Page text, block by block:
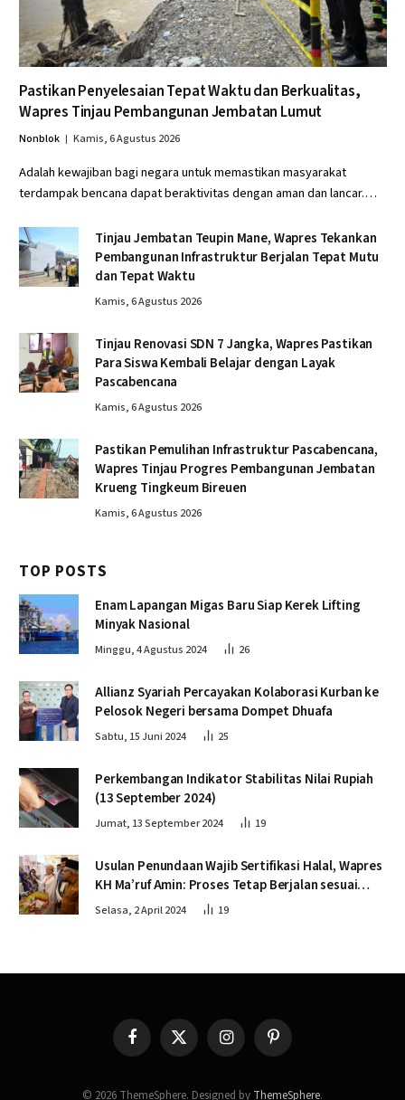
Pastikan Penyelesaian Tepat Waktu dan Berkualitas,
Wapres Tinjau Pembangunan Jembatan Lumut
Nonblok Kamis, 6 Agustus 2026
Adalah kewajiban bagi negara untuk memastikan masyarakat
terdampak bencana dapat beraktivitas dengan aman dan lancar.…
Tinjau Jembatan Teupin Mane, Wapres Tekankan
Pembangunan Infrastruktur Berjalan Tepat Mutu
dan Tepat Waktu
Kamis, 6 Agustus 2026
Tinjau Renovasi SDN 7 Jangka, Wapres Pastikan
Para Siswa Kembali Belajar dengan Layak
Pascabencana
Kamis, 6 Agustus 2026
Pastikan Pemulihan Infrastruktur Pascabencana,
Wapres Tinjau Progres Pembangunan Jembatan
Krueng Tingkeum Bireuen
Kamis, 6 Agustus 2026
TOP POSTS
Enam Lapangan Migas Baru Siap Kerek Lifting
Minyak Nasional
Minggu, 4 Agustus 2024 26
Allianz Syariah Percayakan Kolaborasi Kurban ke
Pelosok Negeri bersama Dompet Dhuafa
Sabtu, 15 Juni 2024 25
Perkembangan Indikator Stabilitas Nilai Rupiah
(13 September 2024)
Jumat, 13 September 2024 19
Usulan Penundaan Wajib Sertifikasi Halal, Wapres
KH Ma’ruf Amin: Proses Tetap Berjalan sesuai
Penahapan
Selasa, 2 April 2024 19
FacebookX
(Twitter)
InstagramPinterest
© 2026 ThemeSphere. Designed by ThemeSphere.